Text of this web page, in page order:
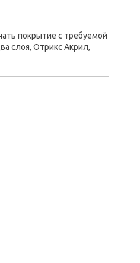
покрытие с требуемой
слоя, Отрикс Акрил,